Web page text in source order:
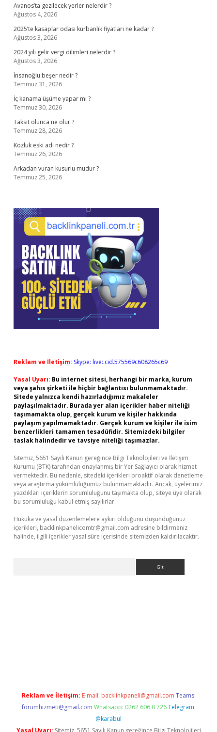
Avanos’ta gezilecek yerler nelerdir ?
Ağustos 4, 2026
2025’te kasaplar odası kurbanlık fiyatları ne kadar ?
Ağustos 3, 2026
2024 yılı gelir vergi dilimleri nelerdir ?
Ağustos 3, 2026
İnsanoğlu beşer nedir ?
Temmuz 31, 2026
İç kanama üşüme yapar mı ?
Temmuz 30, 2026
Taksit olunca ne olur ?
Temmuz 28, 2026
Kozluk eski adı nedir ?
Temmuz 26, 2026
Arkadan vuran kusurlu mudur ?
Temmuz 25, 2026
Reklam ve İletişim: Skype: live:.cid.575569c608265c69
Yasal Uyarı: Bu internet sitesi, herhangi bir marka, kurum
veya şahıs şirketi ile hiçbir bağlantısı bulunmamaktadır.
Sitede yalnızca kendi hazırladığımız makaleler
paylaşılmaktadır. Burada yer alan içerikler haber niteliği
taşımamakta olup, gerçek kurum ve kişiler hakkında
paylaşım yapılmamaktadır. Gerçek kurum ve kişiler ile isim
benzerlikleri tamamen tesadüfidir. Sitemizdeki bilgiler
taslak halindedir ve tavsiye niteliği taşımazlar.
Sitemiz, 5651 Sayılı Kanun gereğince Bilgi Teknolojileri ve İletişim
Kurumu (BTK) tarafından onaylanmış bir Yer Sağlayıcı olarak hizmet
vermektedir. Bu nedenle, sitedeki içerikleri proaktif olarak denetleme
veya araştırma yükümlülüğümüz bulunmamaktadır. Ancak, üyelerimiz
yazdıkları içeriklerin sorumluluğunu taşımakta olup, siteye üye olarak
bu sorumluluğu kabul etmiş sayılırlar.
Hukuka ve yasal düzenlemelere aykırı olduğunu düşündüğünüz
içerikleri, backlinkpanelicomtr@gmail.com adresine bildirmeniz
halinde, ilgili içerikler yasal süre içerisinde sitemizden kaldırılacaktır.
Reklam ve İletişim: E-mail: backlinkpaneli@gmail.com Teams:
forumhizmeti@gmail.com Whatsapp: 0262 606 0 726 Telegram:
@karabul
Yasal Uyarı: Sitemiz, 5651 Sayılı Kanun gereğince Bilgi Teknolojileri